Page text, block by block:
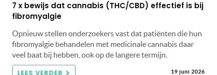
7 x bewijs dat cannabis (THC/CBD) effectief is bij
fibromyalgie
Opnieuw stellen onderzoekers vast dat patiënten die hun
fibromyalgie behandelen met medicinale cannabis daar
veel baat bij hebben, ook op de langere termijn.
LEES VERDER 19 juni 2026